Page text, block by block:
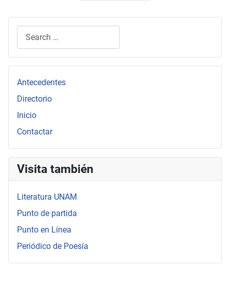
Antecedentes
Directorio
Inicio
Contactar
Visita también
Literatura UNAM
Punto de partida
Punto en Línea
Periódico de Poesía